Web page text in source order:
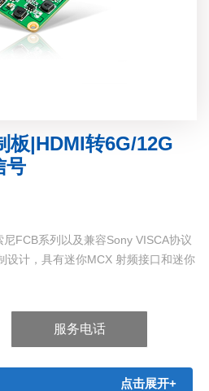
板|HDMI转6G/12G
号
FCB系列以及兼容Sony VISCA协议
设计，具有迷你MCX 射频接口和迷你
服务电话
点击展开+